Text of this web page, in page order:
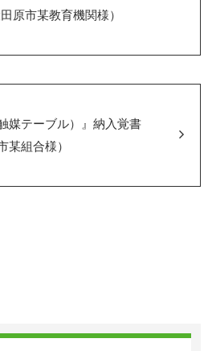
原市某教育機関様）
媒テーブル）』納入覚書
某組合様）